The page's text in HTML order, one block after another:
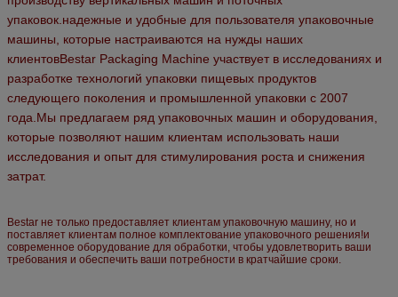
упаковок.надежные и удобные для пользователя упаковочные
машины, которые настраиваются на нужды наших
клиентовBestar Packaging Machine участвует в исследованиях и
разработке технологий упаковки пищевых продуктов
следующего поколения и промышленной упаковки с 2007
года.Мы предлагаем ряд упаковочных машин и оборудования,
которые позволяют нашим клиентам использовать наши
исследования и опыт для стимулирования роста и снижения
затрат.
Bestar не только предоставляет клиентам упаковочную машину, но и
поставляет клиентам полное комплектование упаковочного решения!и
современное оборудование для обработки, чтобы удовлетворить ваши
требования и обеспечить ваши потребности в кратчайшие сроки.